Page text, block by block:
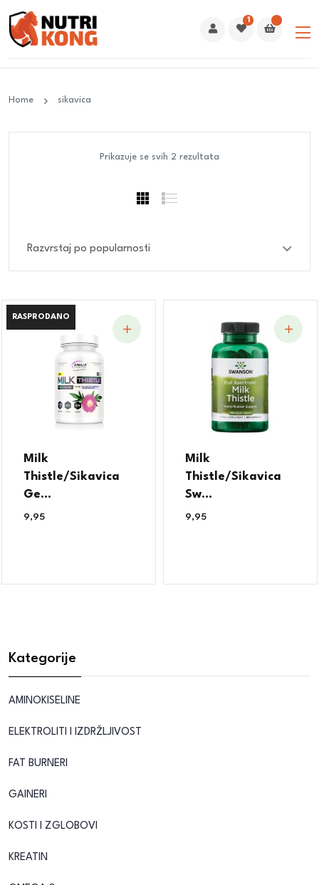
1
Home sikavica
Prikazuje se svih 2 rezultata
RASPRODANO
RASPRODANO
Milk
Thistle/Sikavica
Ge...
9,95
Milk
Thistle/Sikavica
Sw...
9,95
Kategorije
AMINOKISELINE
ELEKTROLITI I IZDRŽLJIVOST
FAT BURNERI
GAINERI
KOSTI I ZGLOBOVI
KREATIN